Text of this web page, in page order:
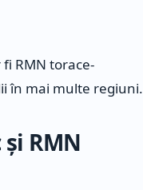
RMN torace-
în mai multe regiuni.
RMN